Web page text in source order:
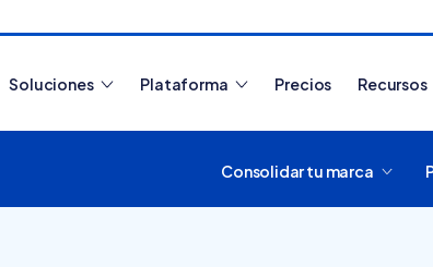
Soluciones Plataforma Precios Recursos
Consolidar tu marca